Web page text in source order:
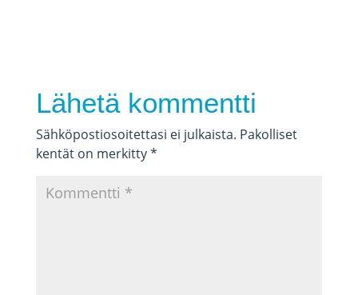
Lähetä kommentti
Sähköpostiosoitettasi ei julkaista. Pakolliset
kentät on merkitty*